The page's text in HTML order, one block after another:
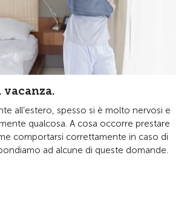
all’estero, spesso si è molto nervosi e
qualcosa. A cosa occorre prestare
comportarsi correttamente in caso di
ad alcune di queste domande.